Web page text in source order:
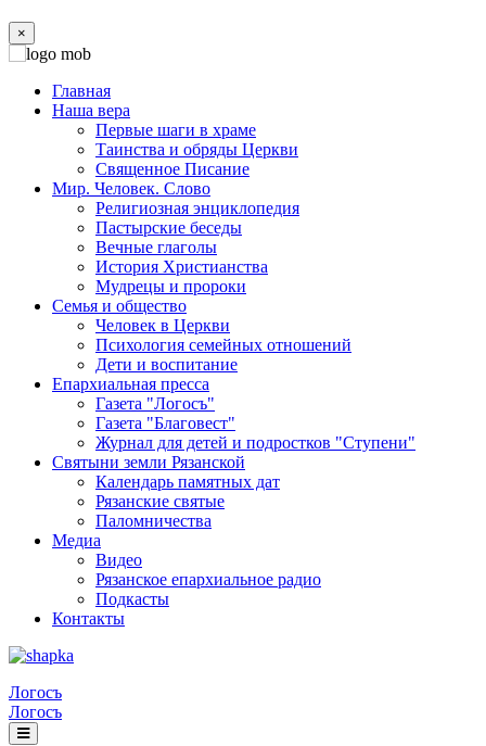
×
Главная
Наша вера
Первые шаги в храме
Таинства и обряды Церкви
Священное Писание
Мир. Человек. Слово
Религиозная энциклопедия
Пастырские беседы
Вечные глаголы
История Христианства
Мудрецы и пророки
Семья и общество
Человек в Церкви
Психология семейных отношений
Дети и воспитание
Епархиальная пресса
Газета "Логосъ"
Газета "Благовест"
Журнал для детей и подростков "Ступени"
Святыни земли Рязанской
Календарь памятных дат
Рязанские святые
Паломничества
Медиа
Видео
Рязанское епархиальное радио
Подкасты
Контакты
Логосъ
Логосъ